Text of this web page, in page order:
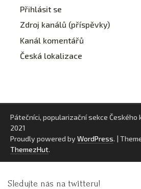
Přihlásit se
Zdroj kanálů (příspěvky)
Kanál komentářů
Česká lokalizace
Pátečníci, popularizační sekce
2021
Proudly powered by WordPress. |
ThemezHut.
Sledujte nás na twitteru!